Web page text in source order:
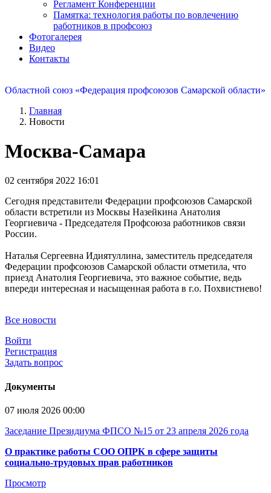
Регламент Конференции
Памятка: технология работы по вовлечению
работников в профсоюз
Фотогалерея
Видео
Контакты
Областной союз «Федерация профсоюзов Самарской области»
Главная
Новости
Москва-Самара
02 сентября 2022 16:01
Сегодня представители Федерации профсоюзов Самарской
области встретили из Москвы Назейкина Анатолия
Георгиевича - Председателя Профсоюза работников связи
России.
Наталья Сергеевна Идиятуллина, заместитель председателя
Федерации профсоюзов Самарской области отметила, что
приезд Анатолия Георгиевича, это важное событие, ведь
впереди интересная и насыщенная работа в г.о. Похвистнево!
Все новости
Войти
Регистрация
Задать вопрос
Документы
07 июля 2026 00:00
Заседание Президиума ФПСО №15 от 23 апреля 2026 года
О практике работы СОО ОПРК в сфере защиты
социально-трудовых прав работников
Просмотр